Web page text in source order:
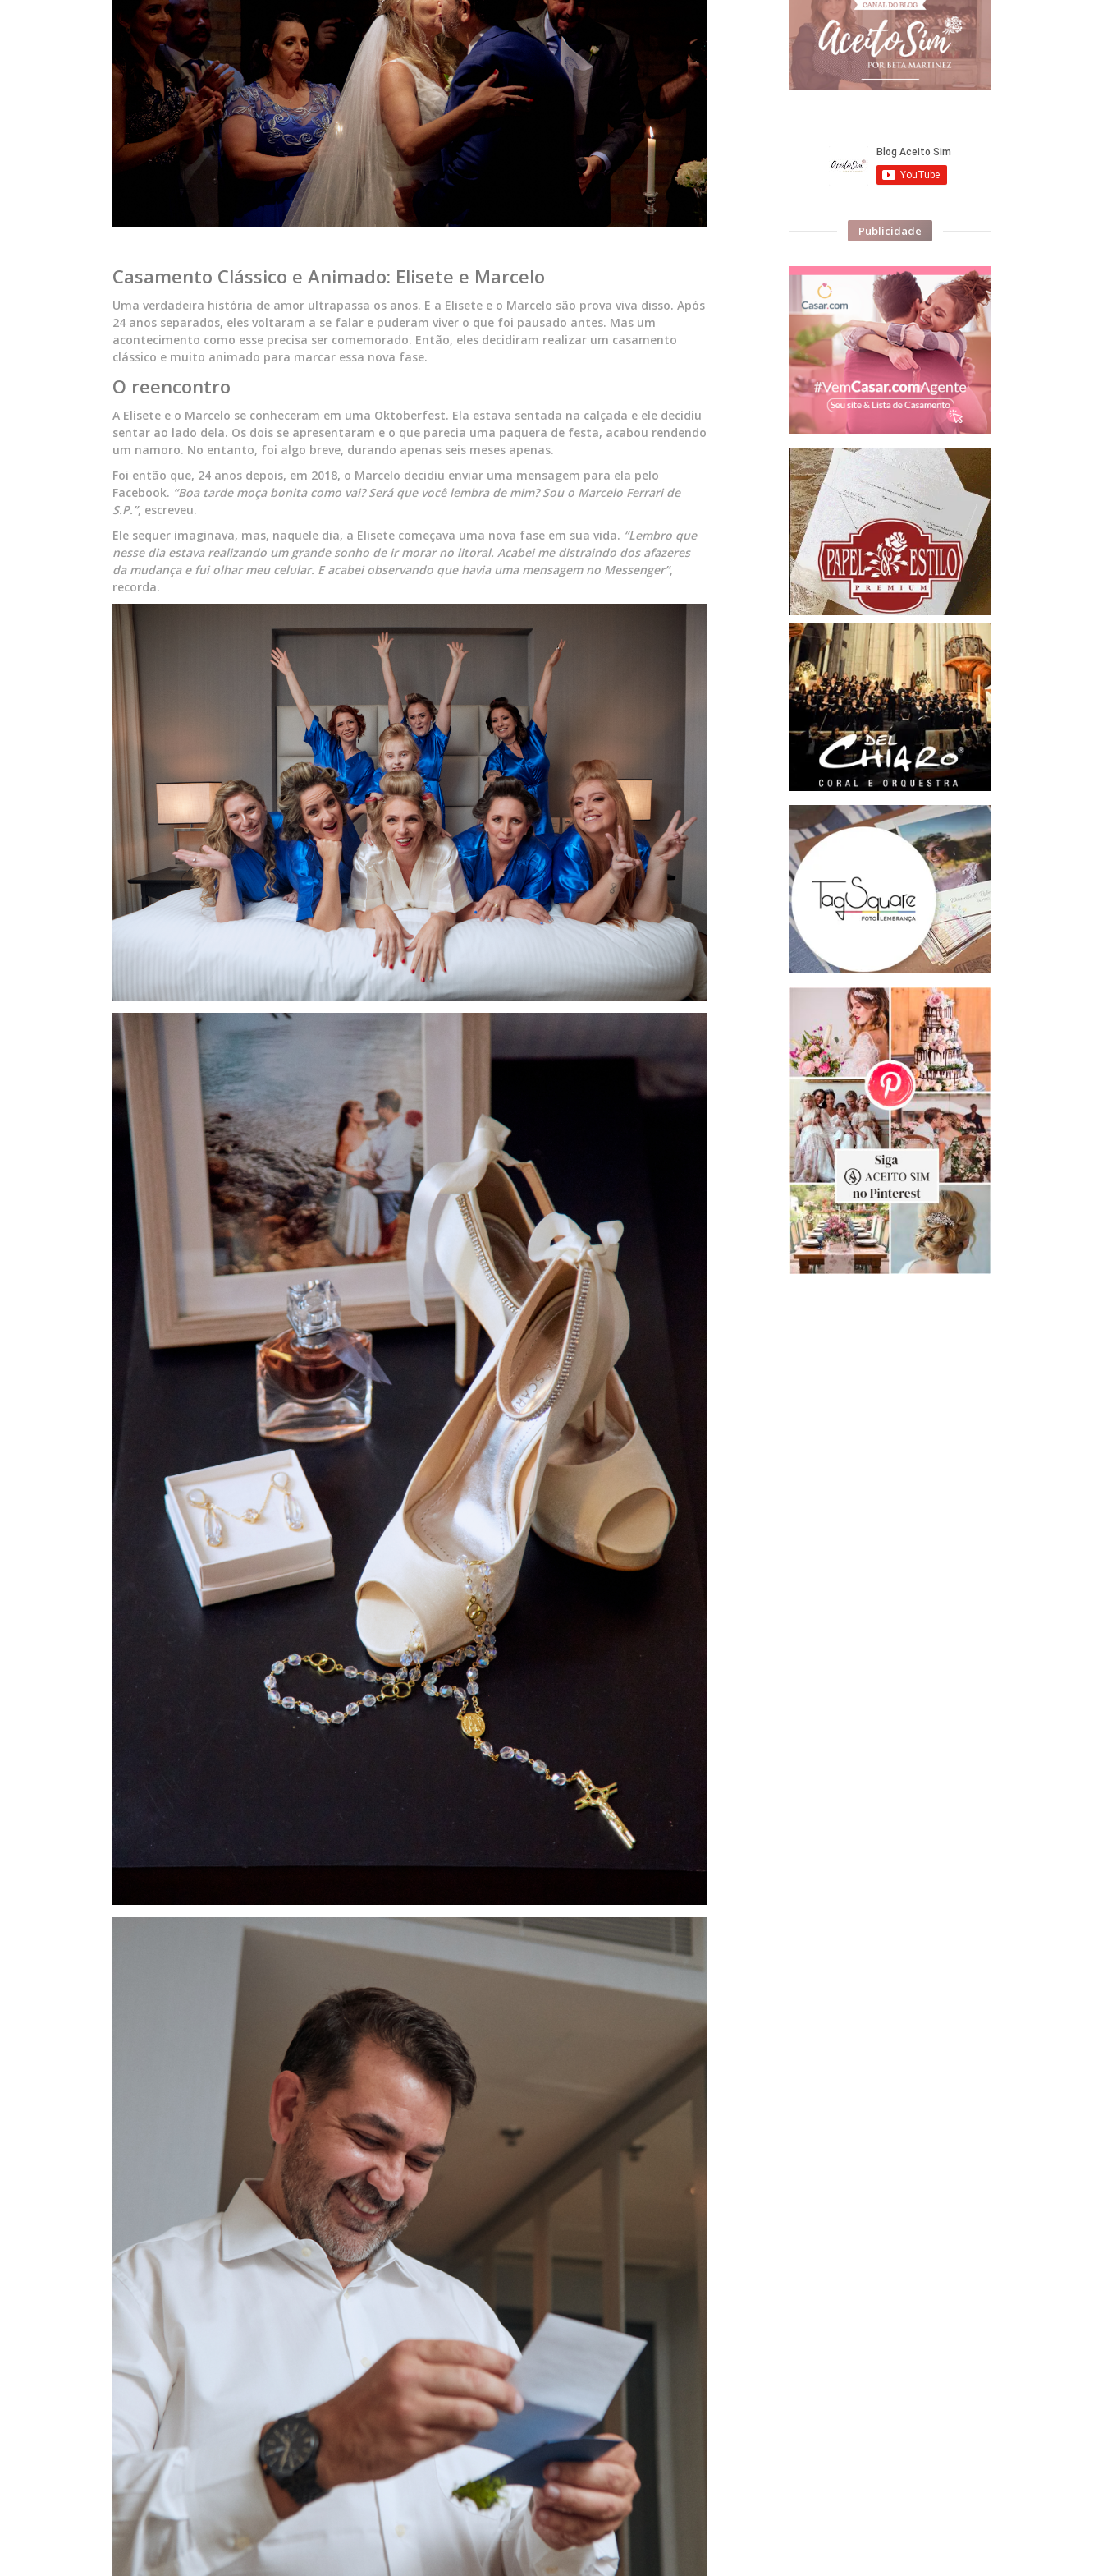
Casamento Clássico e Animado: Elisete e Marcelo
Uma verdadeira história de amor ultrapassa os anos. E a Elisete e o Marcelo são prova viva disso. Após
24 anos separados, eles voltaram a se falar e puderam viver o que foi pausado antes. Mas um
acontecimento como esse precisa ser comemorado. Então, eles decidiram realizar um casamento
clássico e muito animado para marcar essa nova fase.
O reencontro
A Elisete e o Marcelo se conheceram em uma Oktoberfest. Ela estava sentada na calçada e ele decidiu
sentar ao lado dela. Os dois se apresentaram e o que parecia uma paquera de festa, acabou rendendo
um namoro. No entanto, foi algo breve, durando apenas seis meses apenas.
Foi então que, 24 anos depois, em 2018, o Marcelo decidiu enviar uma mensagem para ela pelo
Facebook. “Boa tarde moça bonita como vai? Será que você lembra de mim? Sou o Marcelo Ferrari de
S.P.”, escreveu.
Ele sequer imaginava, mas, naquele dia, a Elisete começava uma nova fase em sua vida. “Lembro que
nesse dia estava realizando um grande sonho de ir morar no litoral. Acabei me distraindo dos afazeres
da mudança e fui olhar meu celular. E acabei observando que havia uma mensagem no Messenger”,
recorda.
Publicidade